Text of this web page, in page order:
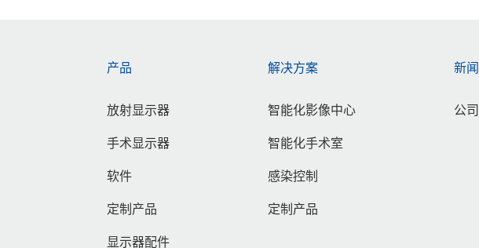
产品
放射显示器
手术显示器
软件
定制产品
显示器配件
解决方案
智能化影像中心
智能化手术室
感染控制
定制产品
新闻
公司